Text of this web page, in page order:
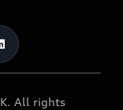
All rights